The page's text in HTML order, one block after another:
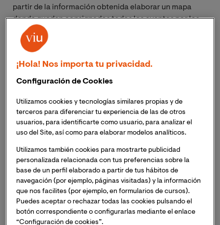
partir de la información obtenida elaborar un mapa
donde queden consignados todos los eventos por los
que tiene que pasar un cliente durante el desarrollo del
ciclo de compra.
Los datos obtenidos son analizados para detectar en
ellos fortalezas y debilidades que permitan optimizar la
customer journey mapnos ayuda a comprender la
experiencia del cliente, los aspectos positivos y
negativos que marcan su percepción y las áreas donde
satisfactorio.
El customer journey map
es mucho más que una
recopilación de información de mercadeo, se trata de
la representación de una progresión lineal que
conduce a la elaboración de una matriz.
¡Hola! Nos importa tu privacidad.
Configuración de Cookies
Utilizamos cookies y tecnologías similares propias y de
terceros para diferenciar tu experiencia de las de otros
usuarios, para identificarte como usuario, para analizar el
uso del Site, así como para elaborar modelos analíticos.
Utilizamos también cookies para mostrarte publicidad
personalizada relacionada con tus preferencias sobre la
base de un perfil elaborado a partir de tus hábitos de
navegación (por ejemplo, páginas visitadas) y la información
que nos facilites (por ejemplo, en formularios de cursos).
Puedes aceptar o rechazar todas las cookies pulsando el
botón correspondiente o configurarlas mediante el enlace
“Configuración de cookies”.